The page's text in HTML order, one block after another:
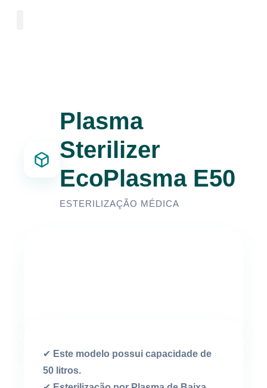
Plasma
Sterilizer
EcoPlasma E50
ESTERILIZAÇÃO MÉDICA
✔ Este modelo possui capacidade de
50 litros.